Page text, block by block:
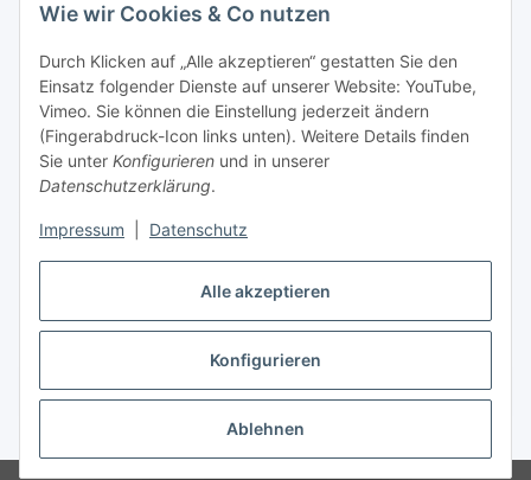
Alle akzeptieren
Konfigurieren
Ablehnen
Wie wir Cookies & Co nutzen
Durch Klicken auf „Alle akzeptieren“ gestatten Sie den
Einsatz folgender Dienste auf unserer Website: YouTube,
Vimeo. Sie können die Einstellung jederzeit ändern
(Fingerabdruck-Icon links unten). Weitere Details finden
Sie unter Konfigurieren und in unserer
Datenschutzerklärung.
Impressum Datenschutz
Zahlungsinformationen
Versandinformationen
Vertrag widerrufen
* Alle Preise inkl. gesetzlicher USt., zzgl.Versand